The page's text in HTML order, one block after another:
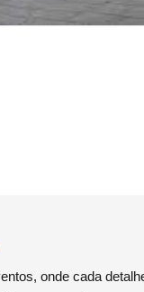
onde cada